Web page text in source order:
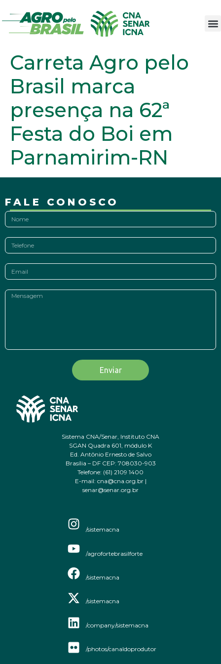
Carreta Agro pelo
Brasil marca
presença na 62ª
Festa do Boi em
Parnamirim-RN
FALE CONOSCO
Enviar
Sistema CNA/Senar, Instituto CNA
SGAN Quadra 601, módulo K
Ed. Antônio Ernesto de Salvo
Brasília – DF CEP: 708030-903
Telefone: (61) 2109 1400
E-mail: cna@cna.org.br |
senar@senar.org.br
/sistemacna
/agrofortebrasilforte
/sistemacna
/sistemacna
/company/sistemacna
/photos/canaldoprodutor